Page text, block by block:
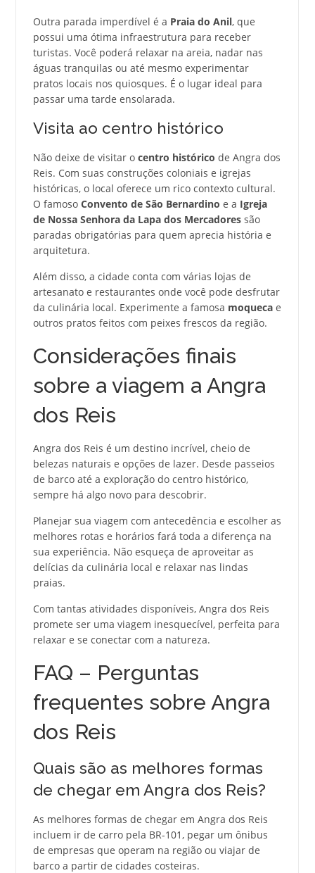
Outra parada imperdível é a Praia do Anil, que
possui uma ótima infraestrutura para receber
turistas. Você poderá relaxar na areia, nadar nas
águas tranquilas ou até mesmo experimentar
pratos locais nos quiosques. É o lugar ideal para
passar uma tarde ensolarada.
Visita ao centro histórico
Não deixe de visitar o centro histórico de Angra dos
Reis. Com suas construções coloniais e igrejas
históricas, o local oferece um rico contexto cultural.
O famoso Convento de São Bernardino e a Igreja
de Nossa Senhora da Lapa dos Mercadoressão
paradas obrigatórias para quem aprecia história e
arquitetura.
Além disso, a cidade conta com várias lojas de
artesanato e restaurantes onde você pode desfrutar
da culinária local. Experimente a famosa moquecae
outros pratos feitos com peixes frescos da região.
Considerações finais
sobre a viagem a Angra
dos Reis
Angra dos Reis é um destino incrível, cheio de
belezas naturais e opções de lazer. Desde passeios
de barco até a exploração do centro histórico,
sempre há algo novo para descobrir.
Planejar sua viagem com antecedência e escolher as
melhores rotas e horários fará toda a diferença na
sua experiência. Não esqueça de aproveitar as
delícias da culinária local e relaxar nas lindas
praias.
Com tantas atividades disponíveis, Angra dos Reis
promete ser uma viagem inesquecível, perfeita para
relaxar e se conectar com a natureza.
FAQ – Perguntas
frequentes sobre Angra
dos Reis
Quais são as melhores formas
de chegar em Angra dos Reis?
As melhores formas de chegar em Angra dos Reis
incluem ir de carro pela BR-101, pegar um ônibus
de empresas que operam na região ou viajar de
barco a partir de cidades costeiras.